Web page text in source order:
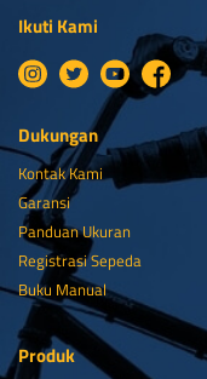
Ikuti Kami
Dukungan
Kontak Kami
Garansi
Panduan Ukuran
Registrasi Sepeda
Buku Manual
Produk